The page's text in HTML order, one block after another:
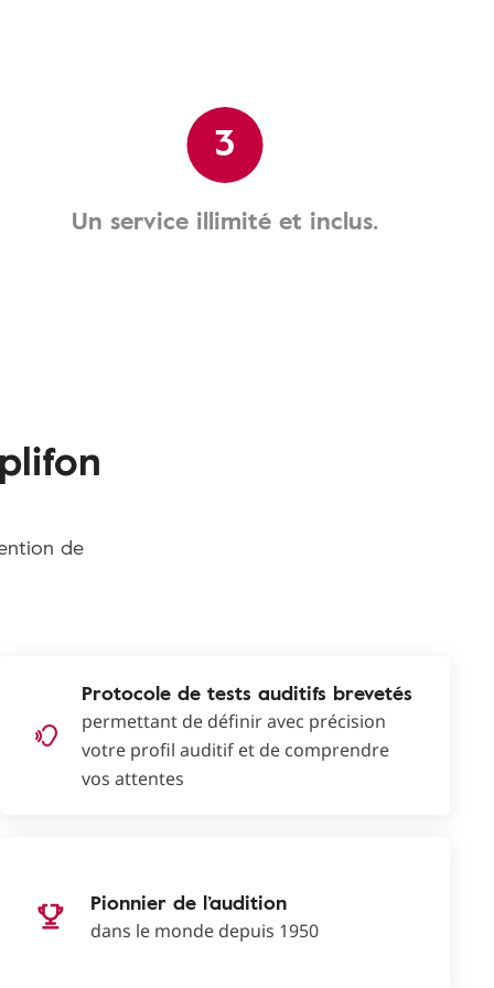
3
Un service illimité et inclus.
de
Protocole de tests auditifs brevetés
permettant de définir avec précision
votre profil auditif et de comprendre
vos attentes
Pionnier de l’audition
dans le monde depuis 1950